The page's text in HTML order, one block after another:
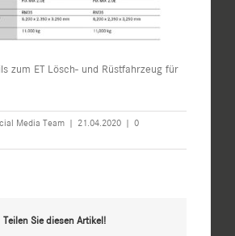
zum ET Lösch- und Rüstfahrzeug für
Media Team | 21.04.2020 | 0
Teilen Sie diesen Artikel!